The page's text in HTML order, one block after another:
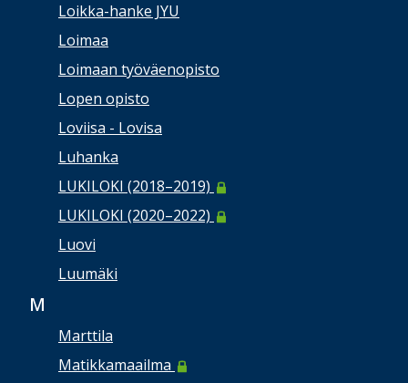
Loikka-hanke JYU
Loimaa
Loimaan työväenopisto
Lopen opisto
Loviisa - Lovisa
Luhanka
LUKILOKI (2018–2019)
LUKILOKI (2020–2022)
Luovi
Luumäki
M
Marttila
Matikkamaailma